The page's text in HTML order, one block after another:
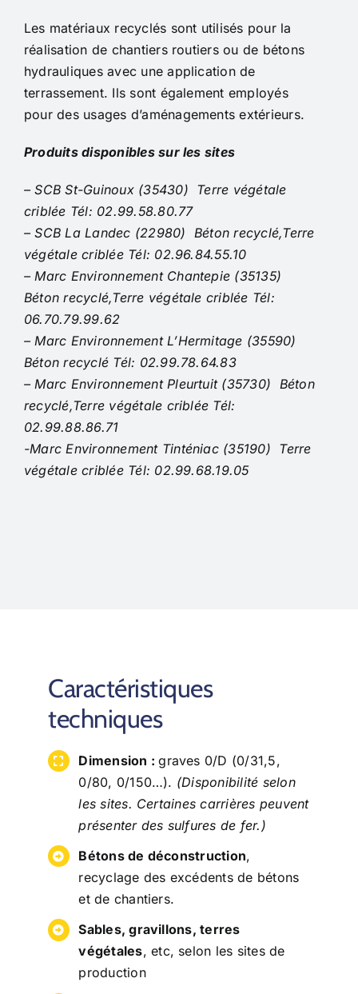
Les matériaux recyclés sont utilisés pour la
réalisation de chantiers routiers ou de bétons
hydrauliques avec une application de
terrassement. Ils sont également employés
pour des usages d’aménagements extérieurs.
Produits disponibles sur les sites
– SCB St-Guinoux (35430) Terre végétale
criblée Tél: 02.99.58.80.77
– SCB La Landec (22980) Béton recyclé,Terre
végétale criblée Tél: 02.96.84.55.10
– Marc Environnement Chantepie (35135)
Béton recyclé,Terre végétale criblée Tél:
06.70.79.99.62
– Marc Environnement L’Hermitage (35590)
Béton recyclé Tél: 02.99.78.64.83
– Marc Environnement Pleurtuit (35730) Béton
recyclé,Terre végétale criblée Tél:
02.99.88.86.71
-Marc Environnement Tinténiac (35190) Terre
végétale criblée Tél: 02.99.68.19.05
Caractéristiques
techniques
Dimension :graves 0/D (0/31,5,
0/80, 0/150…). (Disponibilité selon
les sites. Certaines carrières peuvent
présenter des sulfures de fer.)
Bétons de déconstruction,
recyclage des excédents de bétons
et de chantiers.
Sables, gravillons, terres
végétales, etc, selon les sites de
production